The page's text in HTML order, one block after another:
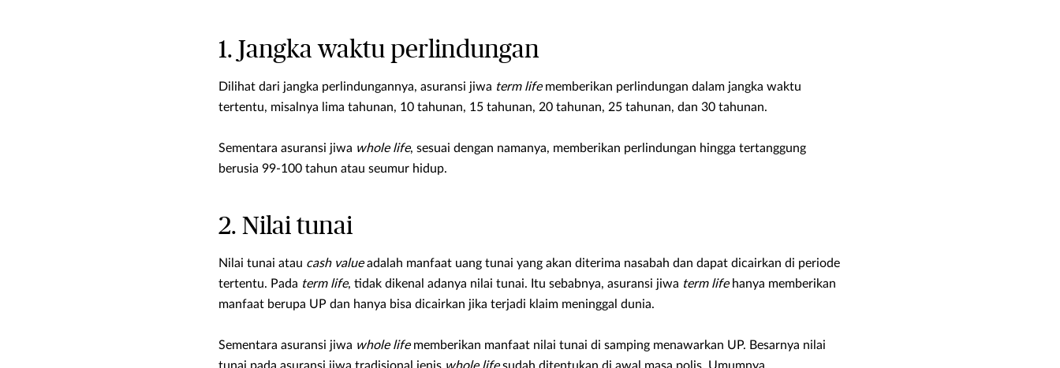
1. Jangka waktu perlindungan
Dilihat dari jangka perlindungannya, asuransi jiwa term lifememberikan perlindungan dalam jangka waktu
tertentu, misalnya lima tahunan, 10 tahunan, 15 tahunan, 20 tahunan, 25 tahunan, dan 30 tahunan.
Sementara asuransi jiwa whole life, sesuai dengan namanya, memberikan perlindungan hingga tertanggung
berusia 99-100 tahun atau seumur hidup.
2. Nilai tunai
Nilai tunai atau cash valueadalah manfaat uang tunai yang akan diterima nasabah dan dapat dicairkan di periode
tertentu. Pada term life, tidak dikenal adanya nilai tunai. Itu sebabnya, asuransi jiwa term lifehanya memberikan
manfaat berupa UP dan hanya bisa dicairkan jika terjadi klaim meninggal dunia.
Sementara asuransi jiwa whole lifememberikan manfaat nilai tunai di samping menawarkan UP. Besarnya nilai